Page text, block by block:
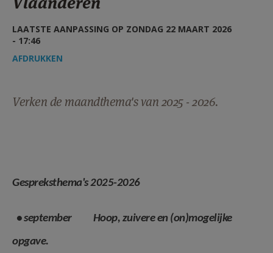
AANMELDEN OF REGISTREREN
LAATSTE AANPASSING OP ZONDAG 22 MAART 2026
- 17:46
AFDRUKKEN
Verken de maandthema's van 2025 - 2026.
Gespreksthema's 2025-2026
• september Hoop, zuivere en (on)mogelijke
opgave.